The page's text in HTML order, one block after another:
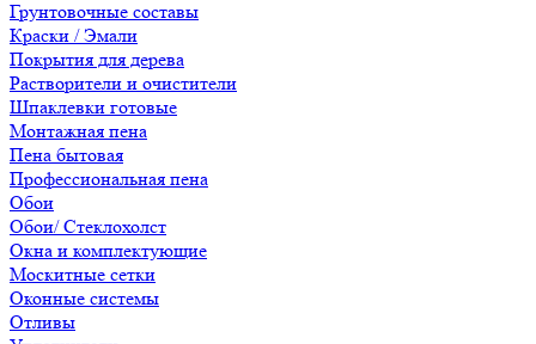
Грунтовочные составы
Краски / Эмали
Покрытия для дерева
Растворители и очистители
Шпаклевки готовые
Монтажная пена
Пена бытовая
Профессиональная пена
Обои
Обои/ Стеклохолст
Окна и комплектующие
Москитные сетки
Оконные системы
Отливы